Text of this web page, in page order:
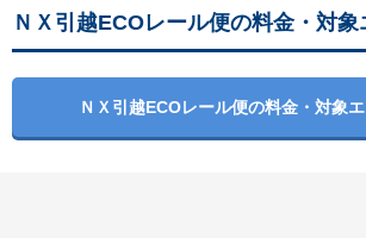
ＮＸ引越ECOレール便の料金・対
ＮＸ引越ECOレール便の料金・対象